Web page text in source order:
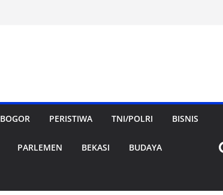
BOGOR PERISTIWA TNI/POLRI BISNIS
PARLEMEN BEKASI BUDAYA